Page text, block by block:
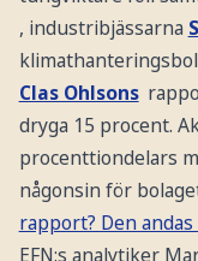
, industribjässarna
Clas Ohlsons
dryga 15 procent.
procenttiondelars
någonsin för
rapport? Den
EFN:s analytiker